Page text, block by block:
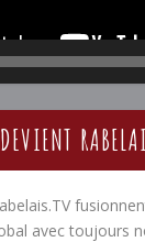
avec toujours